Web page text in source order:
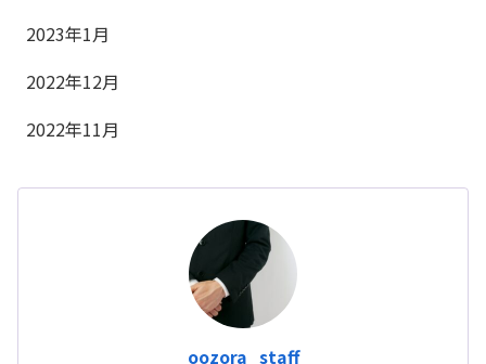
2023年1月
2022年12月
2022年11月
oozora_staff